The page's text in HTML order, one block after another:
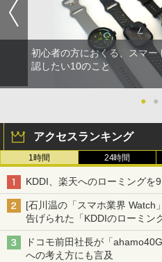
初心者の方におくる、スマ
認したい10のこと
● ●
アクセスランキング
1時間 24時間
KDDI、楽天へのローミングを
[石川温の「スマホ業界 Watch
告げられた「KDDIのローミン
穴と楽天モバイルの課題
ドコモ前田社長が「
への考え方にも言及